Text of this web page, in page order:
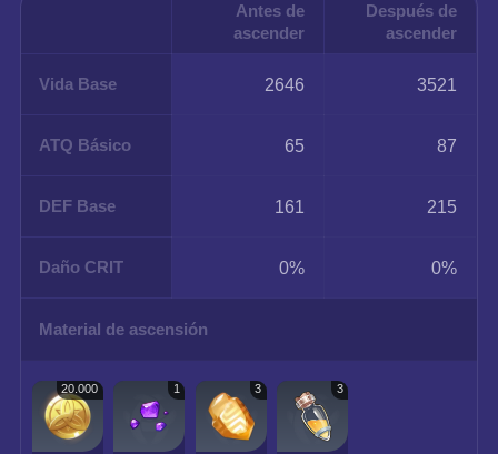
Antes de
ascender
Después de
ascender
Vida Base 2646 3521
ATQ Básico 65 87
DEF Base 161 215
Daño CRIT 0% 0%
Material de ascensión
20.000 1 3 3